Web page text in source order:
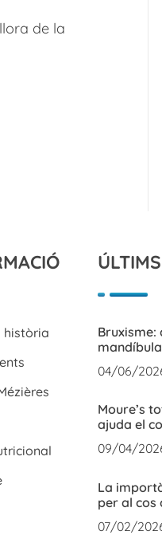
de la
història
Bruxisme:
mandíbula
04/06/
Moure’s
ajuda el
09/04/
La
per al cos
07/02/